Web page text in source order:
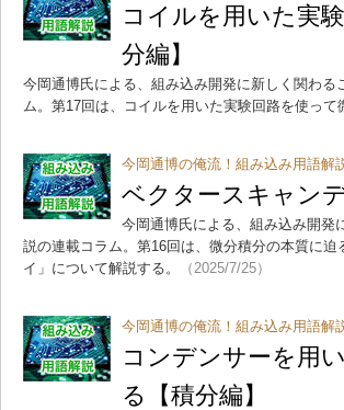
コイルを用いた実
分編】
今岡通博氏による、組み込み開発に新しく関わ
ム。第17回は、コイルを用いた実験回路を使って
今岡通博の俺流！組み込み用語解
ベクタースキャン
今岡通博氏による、組み込み開発
説の連載コラム。第16回は、微分積分の本質に
イ」について解説する。
（2025/7/25）
今岡通博の俺流！組み込み用語解
コンデンサーを用
る【積分編】